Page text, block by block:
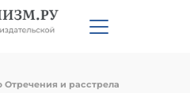
Отречения и расстрела